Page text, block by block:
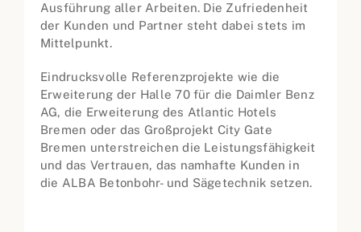
Ausführung aller Arbeiten. Die Zufriedenheit
der Kunden und Partner steht dabei stets im
Mittelpunkt.
Eindrucksvolle Referenzprojekte wie die
Erweiterung der Halle 70 für die Daimler Benz
AG, die Erweiterung des Atlantic Hotels
Bremen oder das Großprojekt City Gate
Bremen unterstreichen die Leistungsfähigkeit
und das Vertrauen, das namhafte Kunden in
die ALBA Betonbohr- und Sägetechnik setzen.